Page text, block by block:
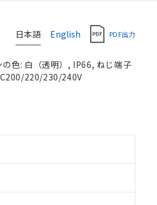
日本語 English PDF出力
色: 白（透明）, IP66, ねじ端子
220/230/240V